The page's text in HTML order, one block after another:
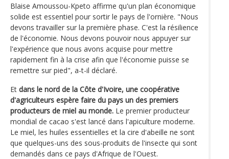
Blaise Amoussou-Kpeto affirme qu'un plan économique
solide est essentiel pour sortir le pays de l'ornière. "Nous
devons travailler sur la première phase. C'est la résilience
de l'économie. Nous devons pouvoir nous appuyer sur
l'expérience que nous avons acquise pour mettre
rapidement fin à la crise afin que l'économie puisse se
remettre sur pied", a-t-il déclaré.
Et dans le nord de la Côte d'Ivoire, une coopérative
d'agriculteurs espère faire du pays un des premiers
producteurs de miel au monde. Le premier producteur
mondial de cacao s'est lancé dans l'apiculture moderne.
Le miel, les huiles essentielles et la cire d'abeille ne sont
que quelques-uns des sous-produits de l'insecte qui sont
demandés dans ce pays d'Afrique de l'Ouest.